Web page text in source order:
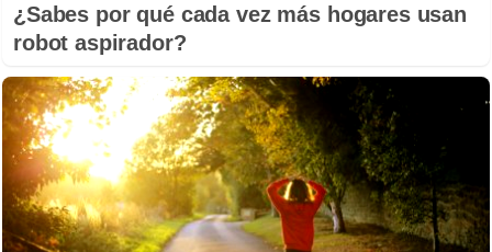
¿Sabes por qué cada vez más hogares usan
robot aspirador?